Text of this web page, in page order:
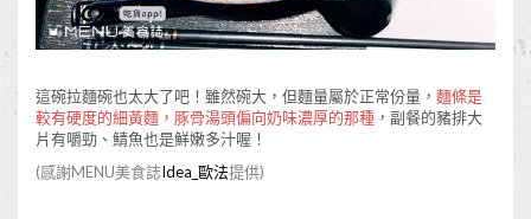
這碗拉麵碗也太大了吧！雖然碗大，但麵量屬於正常份量， 麵條是
較有硬度的細黃麵，豚骨湯頭偏向奶味濃厚的那種 ，副餐的豬排大
片有嚼勁、鯖魚也是鮮嫩多汁喔！
(感謝MENU美食誌Idea_歐法提供)